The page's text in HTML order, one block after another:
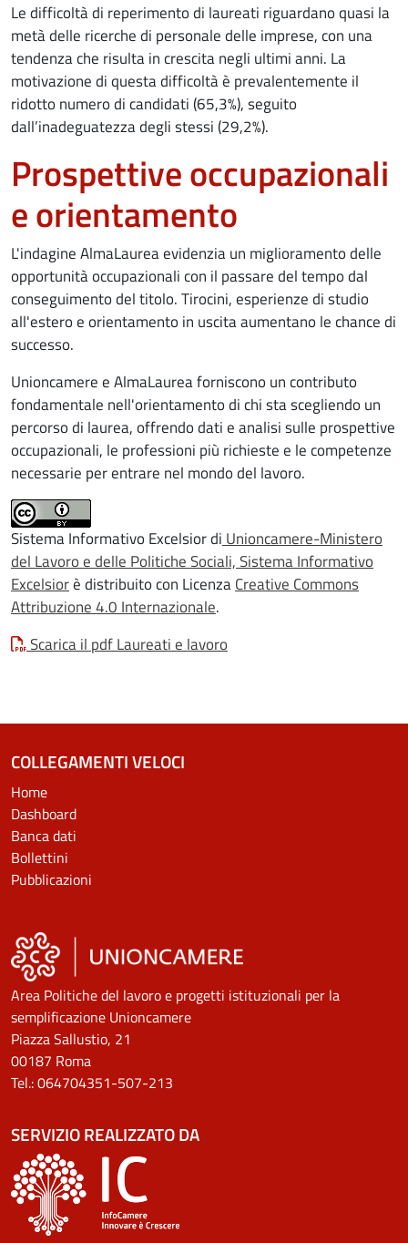
Le difficoltà di reperimento di laureati riguardano quasi la
metà delle ricerche di personale delle imprese, con una
tendenza che risulta in crescita negli ultimi anni. La
motivazione di questa difficoltà è prevalentemente il
ridotto numero di candidati (65,3%), seguito
dall’inadeguatezza degli stessi (29,2%).
Prospettive occupazionali
e orientamento
L'indagine AlmaLaurea evidenzia un miglioramento delle
opportunità occupazionali con il passare del tempo dal
conseguimento del titolo. Tirocini, esperienze di studio
all'estero e orientamento in uscita aumentano le chance di
successo.
Unioncamere e AlmaLaurea forniscono un contributo
fondamentale nell'orientamento di chi sta scegliendo un
percorso di laurea, offrendo dati e analisi sulle prospettive
occupazionali, le professioni più richieste e le competenze
necessarie per entrare nel mondo del lavoro.
Sistema Informativo Excelsior di Unioncamere-Ministero
del Lavoro e delle Politiche Sociali, Sistema Informativo
Excelsiorè distribuito con LicenzaCreative Commons
Attribuzione 4.0 Internazionale.
Scarica il pdf Laureati e lavoro
COLLEGAMENTI VELOCI
Home
Dashboard
Banca dati
Bollettini
Pubblicazioni
Area Politiche del lavoro e progetti istituzionali per la
semplificazione Unioncamere
Piazza Sallustio, 21
00187 Roma
Tel.: 064704351-507-213
SERVIZIO REALIZZATO DA